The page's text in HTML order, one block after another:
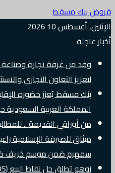
قروض بنك مسقط
الإثنين, أغسطس 10 2026
أخبار عاجلة
وفد من غرفة تجارة وصناعة
لتعزيز التعاون التجاري
بنك مسقط يُعزز حضوره
المملكة العربية
من أوراقي القديمة ..
ميثاق للصيرفة الإسلامية
سمهرم ضمن موسم خريف ظفار